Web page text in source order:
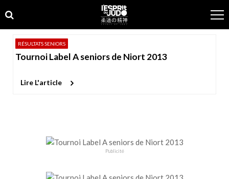
to
navigation
to
content
RÉSULTATS SENIORS
Tournoi Label A seniors de Niort 2013
Lire L'article
Publicité